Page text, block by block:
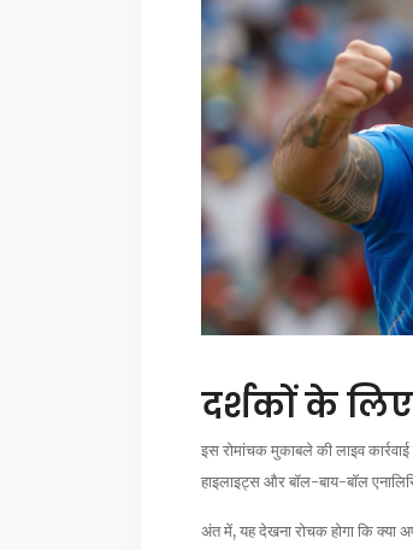
दर्शकों के
इस रोमांचक मुकाबले की लाइव
हाइलाइट्स और बॉल-बाय-बॉल
अंत में, यह देखना रोचक होगा कि क्या